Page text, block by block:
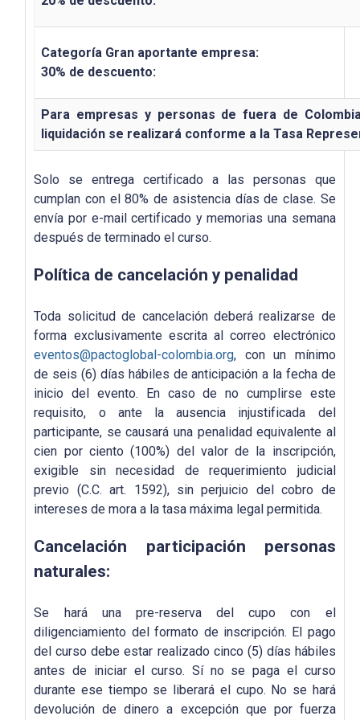
Categoría Gran aportante empresa:
30% de descuento:
Para empresas y personas de fuera de
liquidación se realizará conforme a la Tasa
Solo se entrega certificado a las personas que
cumplan con el 80% de asistencia días de clase. Se
envía por e-mail certificado y memorias una semana
después de terminado el curso.
Política de cancelación y penalidad
Toda solicitud de cancelación deberá realizarse de
forma exclusivamente escrita al correo electrónico
eventos@pactoglobal-colombia.org, con un mínimo
de seis (6) días hábiles de anticipación a la fecha de
inicio del evento. En caso de no cumplirse este
requisito, o ante la ausencia injustificada del
participante, se causará una penalidad equivalente al
cien por ciento (100%) del valor de la inscripción,
exigible sin necesidad de requerimiento judicial
previo (C.C. art. 1592), sin perjuicio del cobro de
intereses de mora a la tasa máxima legal permitida.
Cancelación participación personas
naturales:
Se hará una pre-reserva del cupo con el
diligenciamiento del formato de inscripción. El pago
del curso debe estar realizado cinco (5) días hábiles
antes de iniciar el curso. Sí no se paga el curso
durante ese tiempo se liberará el cupo. No se hará
devolución de dinero a excepción que por fuerza